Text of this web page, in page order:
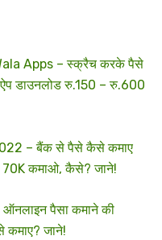
Apps – स्क्रैच करके पैसे
डाउनलोड रु.150 – रु.600
– बैंक से पैसे कैसे कमाए
70K कमाओ, कैसे? जाने!
पैसा कमाने की
कमाए? जाने!